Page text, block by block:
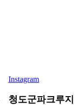
Instagram
청도군파크루지